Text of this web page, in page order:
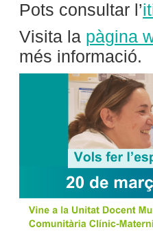
Pots consultar l’
Visita la pàgina
més informació.